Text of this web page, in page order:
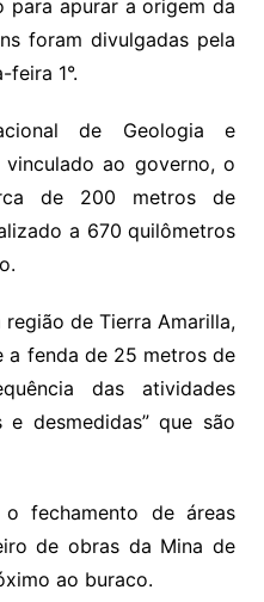
para apurar a origem da
foram divulgadas pela
feira 1°.
de Geologia e
vinculado ao governo, o
de 200 metros de
a 670 quilômetros
de Tierra Amarilla,
a fenda de 25 metros de
das atividades
e desmedidas” que são
o fechamento de áreas
de obras da Mina de
ao buraco.